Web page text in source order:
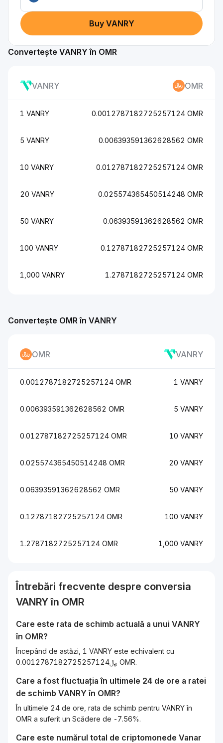
Buy VANRY
Convertește VANRY în OMR
VANRY OMR
1 VANRY 0.0012787182725257124 OMR
5 VANRY 0.006393591362628562 OMR
10 VANRY 0.012787182725257124 OMR
20 VANRY 0.025574365450514248 OMR
50 VANRY 0.06393591362628562 OMR
100 VANRY 0.12787182725257124 OMR
1,000 VANRY 1.2787182725257124 OMR
Convertește OMR în VANRY
OMR VANRY
0.0012787182725257124 OMR 1 VANRY
0.006393591362628562 OMR 5 VANRY
0.012787182725257124 OMR 10 VANRY
0.025574365450514248 OMR 20 VANRY
0.06393591362628562 OMR 50 VANRY
0.12787182725257124 OMR 100 VANRY
1.2787182725257124 OMR 1,000 VANRY
Întrebări frecvente despre conversia
VANRYîn OMR
Care este rata de schimb actuală a unui VANRY
în OMR?
Începând de astăzi, 1 VANRY este echivalent cu
﷼0.0012787182725257124 OMR.
Care a fost fluctuația în ultimele 24 de ore a ratei
de schimb VANRY în OMR?
În ultimele 24 de ore, rata de schimb pentru VANRY în
OMR a suferit un Scădere de -7.56%.
Care este numărul total de criptomonede Vanar